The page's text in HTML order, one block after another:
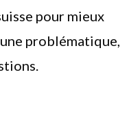
pour mieux
problématique,